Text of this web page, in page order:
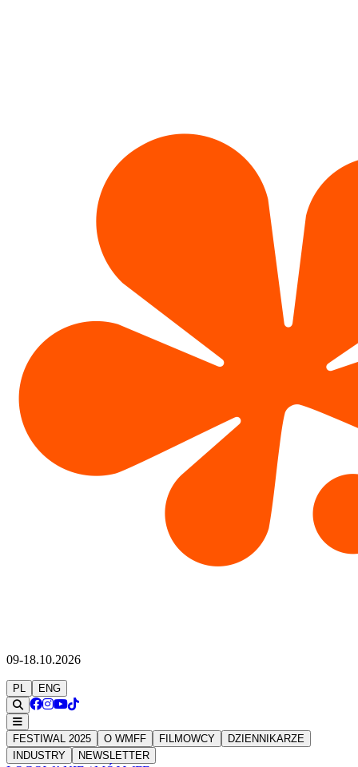
09-18.10.2026
PL ENG
FESTIWAL 2025 O WMFF FILMOWCY
DZIENNIKARZE
INDUSTRY
NEWSLETTER